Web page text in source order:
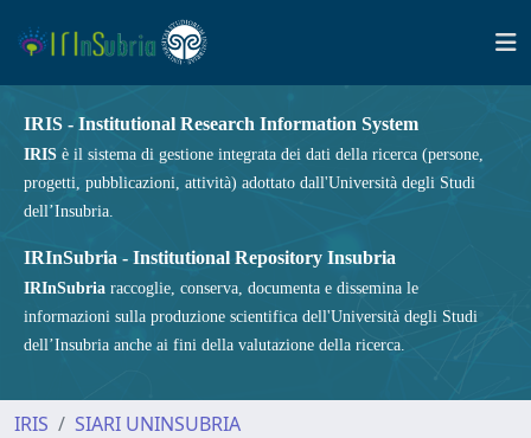
IRIS - Institutional Research Information System
IRIS è il sistema di gestione integrata dei dati della ricerca (persone,
progetti, pubblicazioni, attività) adottato dall'Università degli Studi
dell’Insubria.
IRInSubria - Institutional Repository Insubria
IRInSubria raccoglie, conserva, documenta e dissemina le
informazioni sulla produzione scientifica dell'Università degli Studi
dell’Insubria anche ai fini della valutazione della ricerca.
IRIS
SIARI UNINSUBRIA